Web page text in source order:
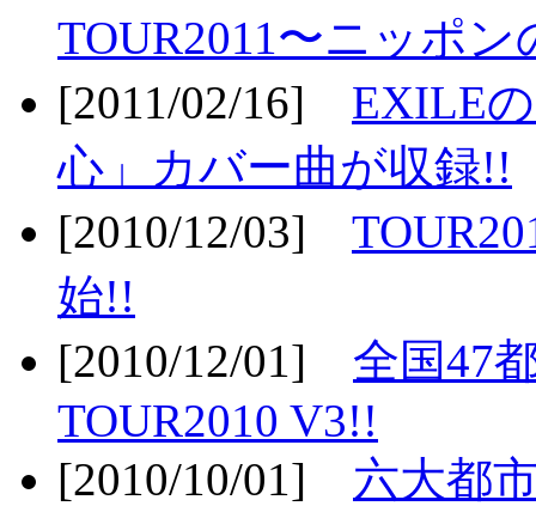
TOUR2011〜ニッポ
[2011/02/16] EXILE
心」カバー曲が収録!!
[2010/12/03]
始!!
[2010/12/01] 全国47
TOUR2010 V3!!
[2010/10/01] 六大都